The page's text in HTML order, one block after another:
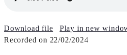
Download file | Play in new
Recorded on 22/02/2024